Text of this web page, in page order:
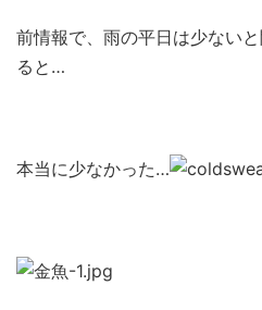
前情報で、雨の平日は少ない
ると…
本当に少なかった…